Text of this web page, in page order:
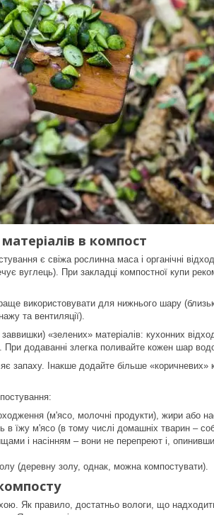
в компост
є свіжа рослинна маса і органічні
вуглець). При закладці компостної купи
використовувати для нижнього шару
та вентиляції).
«зелених» матеріалів: кухонних
При додаванні злегка поливайте кожен шар
запаху. Інакше додайте більше «коричневих»
(м'ясо, молочні продукти), жири або
в їжу м'ясо (в тому числі домашніх тварин –
і насінням – вони не перепреют і,
(деревну золу, однак, можна компостувати).
Як правило, достатньо вологи, що